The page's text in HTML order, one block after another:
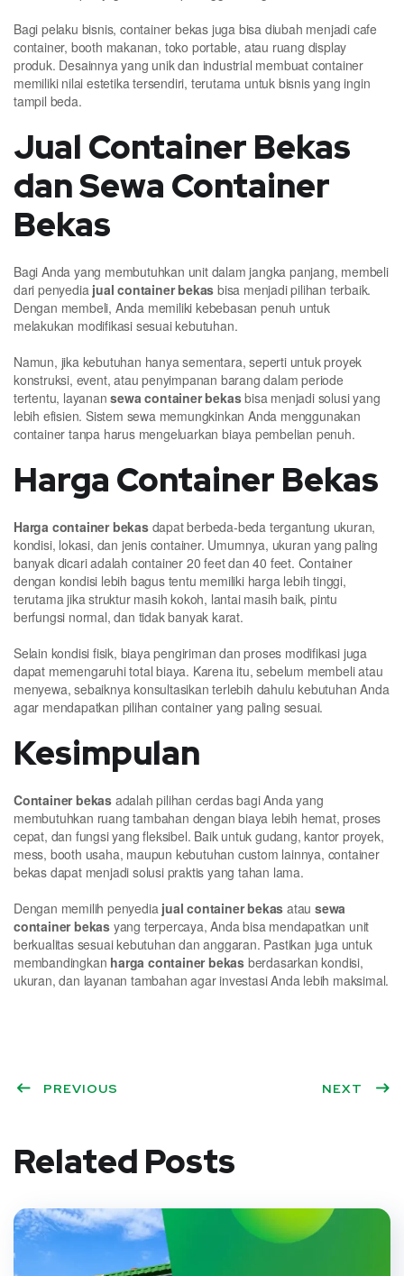
Bagi pelaku bisnis, container bekas juga bisa diubah menjadi cafe
container, booth makanan, toko portable, atau ruang display
produk. Desainnya yang unik dan industrial membuat container
memiliki nilai estetika tersendiri, terutama untuk bisnis yang ingin
tampil beda.
Jual Container Bekas
dan Sewa Container
Bekas
Bagi Anda yang membutuhkan unit dalam jangka panjang, membeli
dari penyedia jual container bekas bisa menjadi pilihan terbaik.
Dengan membeli, Anda memiliki kebebasan penuh untuk
melakukan modifikasi sesuai kebutuhan.
Namun, jika kebutuhan hanya sementara, seperti untuk proyek
konstruksi, event, atau penyimpanan barang dalam periode
tertentu, layanansewa container bekasbisa menjadi solusi yang
lebih efisien. Sistem sewa memungkinkan Anda menggunakan
container tanpa harus mengeluarkan biaya pembelian penuh.
Harga Container Bekas
Harga container bekasdapat berbeda-beda tergantung ukuran,
kondisi, lokasi, dan jenis container. Umumnya, ukuran yang paling
banyak dicari adalah container 20 feet dan 40 feet. Container
dengan kondisi lebih bagus tentu memiliki harga lebih tinggi,
terutama jika struktur masih kokoh, lantai masih baik, pintu
berfungsi normal, dan tidak banyak karat.
Selain kondisi fisik, biaya pengiriman dan proses modifikasi juga
dapat memengaruhi total biaya. Karena itu, sebelum membeli atau
menyewa, sebaiknya konsultasikan terlebih dahulu kebutuhan Anda
agar mendapatkan pilihan container yang paling sesuai.
Kesimpulan
Container bekas adalah pilihan cerdas bagi Anda yang
membutuhkan ruang tambahan dengan biaya lebih hemat, proses
cepat, dan fungsi yang fleksibel. Baik untuk gudang, kantor proyek,
mess, booth usaha, maupun kebutuhan custom lainnya, container
bekas dapat menjadi solusi praktis yang tahan lama.
Dengan memilih penyedia jual container bekas atausewa
container bekas yang terpercaya, Anda bisa mendapatkan unit
berkualitas sesuai kebutuhan dan anggaran. Pastikan juga untuk
membandingkan harga container bekas berdasarkan kondisi,
ukuran, dan layanan tambahan agar investasi Anda lebih maksimal.
PREVIOUS NEXT
Related Posts